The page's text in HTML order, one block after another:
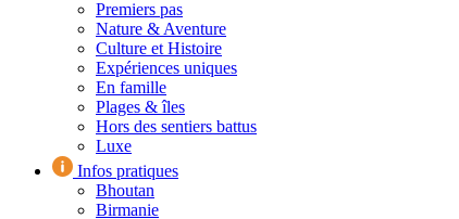
Premiers pas
Nature & Aventure
Culture et Histoire
Expériences uniques
En famille
Plages & îles
Hors des sentiers battus
Luxe
Infos pratiques
Bhoutan
Birmanie